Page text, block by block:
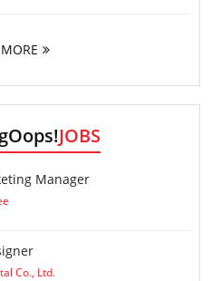
JOBS
Manager
Co., Ltd.